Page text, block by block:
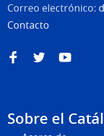
Correo electrónico:
Contacto
FacebookTwitterYouTube
Sobre el